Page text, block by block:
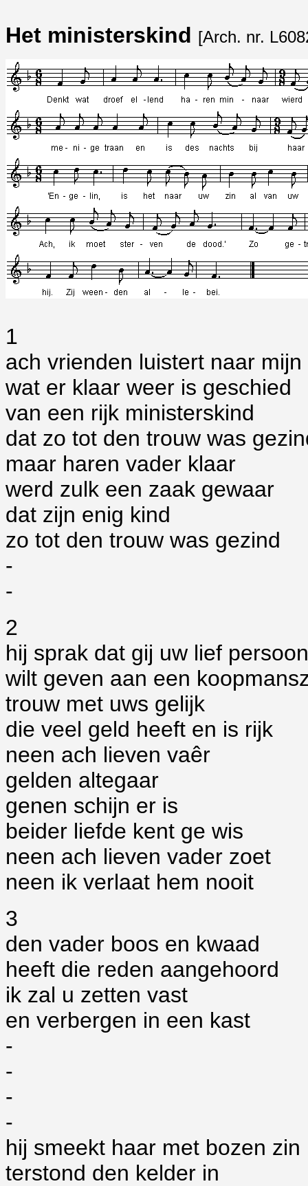
Het ministerskind [Arch. nr.
1
ach vrienden luistert naar mijn
wat er klaar weer is geschied
van een rijk ministerskind
dat zo tot den trouw was
maar haren vader klaar
werd zulk een zaak gewaar
dat zijn enig kind
zo tot den trouw was gezind
-
-
2
hij sprak dat gij uw lief persoon
wilt geven aan een
trouw met uws gelijk
die veel geld heeft en is rijk
neen ach lieven vaêr
gelden altegaar
genen schijn er is
beider liefde kent ge wis
neen ach lieven vader zoet
neen ik verlaat hem nooit
3
den vader boos en kwaad
heeft die reden aangehoord
ik zal u zetten vast
en verbergen in een kast
-
-
-
-
hij smeekt haar met bozen zin
terstond den kelder in